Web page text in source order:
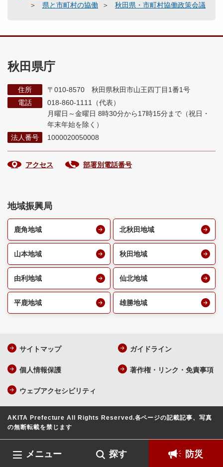
メニュー 探す 防災
県と市町村の協働
秋田県・市町村協働政策会議
秋田県庁
住所
〒010-8570 秋田県秋田市山王四丁目1番1号
電話
018-860-1111（代表）
月曜日～金曜日 8時30分から17時15分まで （祝日・
年末年始を除く）
法人番号
1000020050008
アクセス 部署別電話番号
地域振興局
鹿角地域 北秋田地域
山本地域 秋田地域
由利地域 仙北地域
平鹿地域 雄勝地域
サイトマップ ガイドライン
個人情報保護 著作権・リンク・免責事項
ウェブアクセシビリティ
AKITA Prefecture All Rights Reserved.各ページの記載記事、写真
の無断転載を禁じます